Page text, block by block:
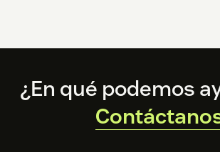
Footer
¿En qué podemos